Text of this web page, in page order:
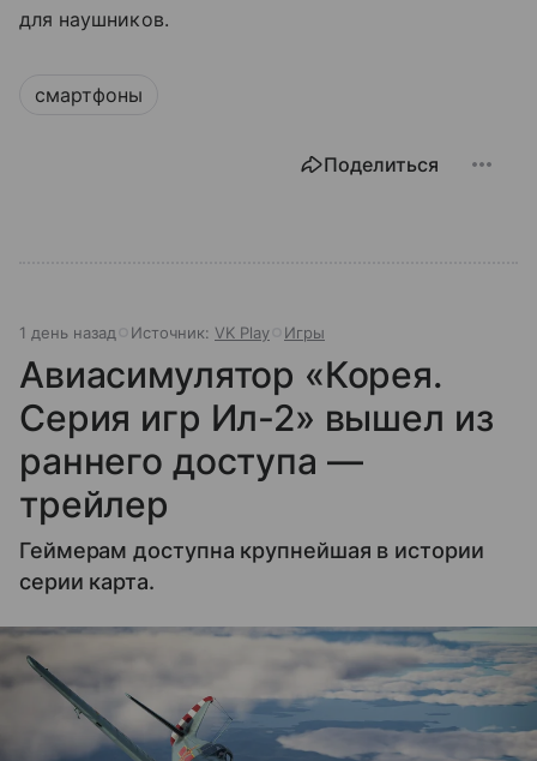
для наушников.
смартфоны
Поделиться
1 день назад Источник: VK Play Игры
Авиасимулятор «Корея.
Серия игр Ил-2» вышел из
раннего доступа —
трейлер
Геймерам доступна крупнейшая в истории
серии карта.